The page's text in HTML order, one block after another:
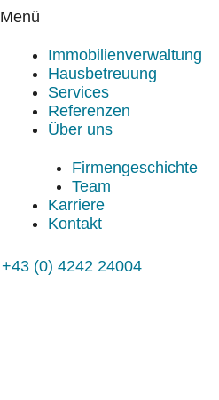
Menü
Immobilienverwaltung
Hausbetreuung
Services
Referenzen
Über uns
Firmengeschichte
Team
Karriere
Kontakt
+43 (0) 4242 24004